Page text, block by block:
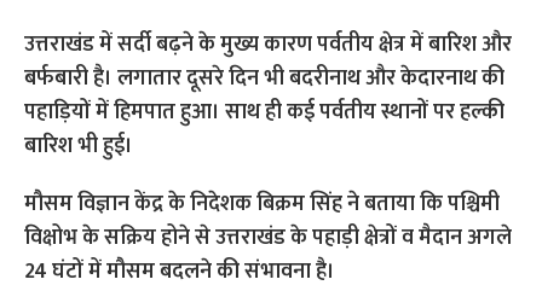
उत्तराखंड में सर्दी बढ़ने के मुख्य कारण पर्वतीय क्षेत्र में बारिश और
बर्फबारी है। लगातार दूसरे दिन भी बदरीनाथ और केदारनाथ की
पहाड़ियों में हिमपात हुआ। साथ ही कई पर्वतीय स्थानों पर हल्की
बारिश भी हुई।
मौसम विज्ञान केंद्र के निदेशक बिक्रम सिंह ने बताया कि पश्चिमी
विक्षोभ के सक्रिय होने से उत्तराखंड के पहाड़ी क्षेत्रों व मैदान अगले
24 घंटों में मौसम बदलने की संभावना है।